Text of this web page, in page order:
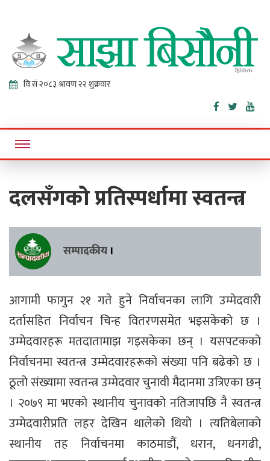
Sajha
Bisaunee
Online News Portal
दलसँगको प्रतिस्पर्धामा स्वतन्त्र
सम्पादकीय ।
आगामी फागुन २१ गते हुने निर्वाचनका लागि उम्मेदवारी
दर्तासहित निर्वाचन चिन्ह वितरणसमेत भइसकेको छ ।
उम्मेदवारहरू मतदातामाझ गइसकेका छन् । यसपटकको
निर्वाचनमा स्वतन्त्र उम्मेदवारहरूको संख्या पनि बढेको छ ।
ठूलो संख्यामा स्वतन्त्र उम्मेदवार चुनावी मैदानमा उत्रिएका छन्
। २०७९ मा भएको स्थानीय चुनावको नतिजापछि नै स्वतन्त्र
उम्मेदवारीप्रति लहर देखिन थालेको थियो । त्यतिबेलाको
स्थानीय तह निर्वाचनमा काठमाडौं, धरान, धनगढी,